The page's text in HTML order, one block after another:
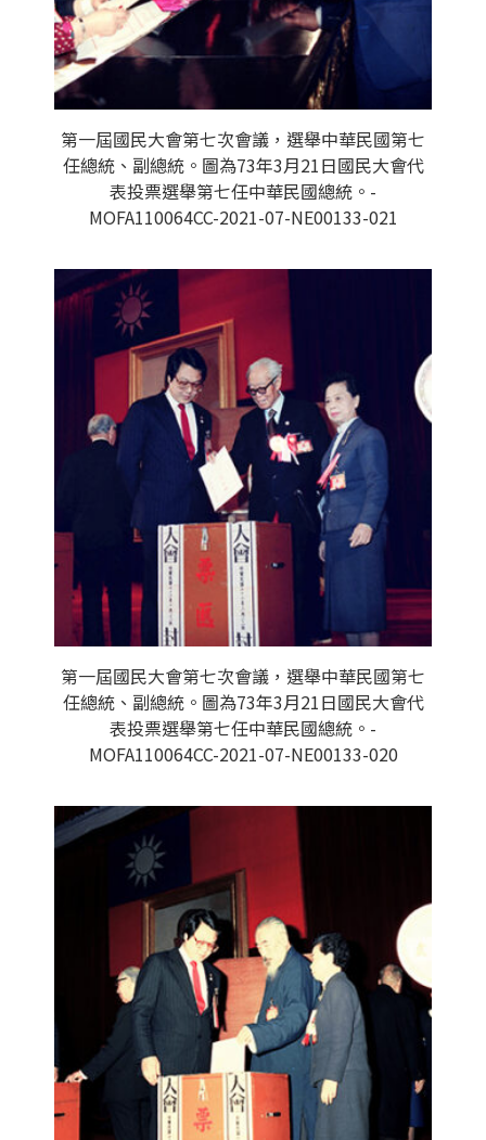
第一屆國民大會第七次會議，選舉中華民國第七
任總統、副總統。圖為73年3月21日國民大會代
表投票選舉第七任中華民國總統。-
MOFA110064CC-2021-07-NE00133-021
第一屆國民大會第七次會議，選舉中華民國第七
任總統、副總統。圖為73年3月21日國民大會代
表投票選舉第七任中華民國總統。-
MOFA110064CC-2021-07-NE00133-020